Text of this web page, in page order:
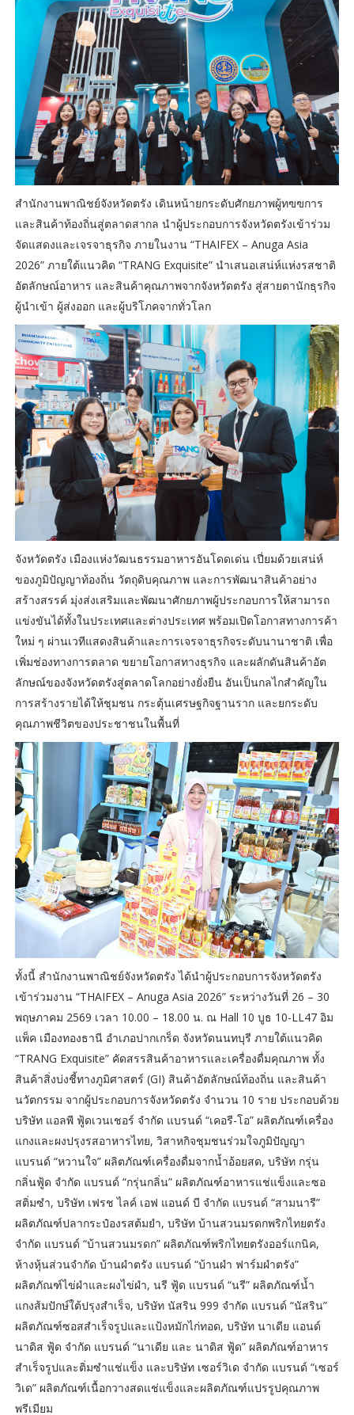
สำนักงานพาณิชย์จังหวัดตรัง เดินหน้ายกระดับศักยภาพผู้ทฃฃการ
และสินค้าท้องถิ่นสู่ตลาดสากล นำผู้ประกอบการจังหวัดตรังเข้าร่วม
จัดแสดงและเจรจาธุรกิจ ภายในงาน “THAIFEX – Anuga Asia
2026” ภายใต้แนวคิด “TRANG Exquisite” นำเสนอเสน่ห์แห่งรสชาติ
อัตลักษณ์อาหาร และสินค้าคุณภาพจากจังหวัดตรัง สู่สายตานักธุรกิจ
ผู้นำเข้า ผู้ส่งออก และผู้บริโภคจากทั่วโลก
จังหวัดตรัง เมืองแห่งวัฒนธรรมอาหารอันโดดเด่น เปี่ยมด้วยเสน่ห์
ของภูมิปัญญาท้องถิ่น วัตถุดิบคุณภาพ และการพัฒนาสินค้าอย่าง
สร้างสรรค์ มุ่งส่งเสริมและพัฒนาศักยภาพผู้ประกอบการให้สามารถ
แข่งขันได้ทั้งในประเทศและต่างประเทศ พร้อมเปิดโอกาสทางการค้า
ใหม่ ๆ ผ่านเวทีแสดงสินค้าและการเจรจาธุรกิจระดับนานาชาติ เพื่อ
เพิ่มช่องทางการตลาด ขยายโอกาสทางธุรกิจ และผลักดันสินค้าอัต
ลักษณ์ของจังหวัดตรังสู่ตลาดโลกอย่างยั่งยืน อันเป็นกลไกสำคัญใน
การสร้างรายได้ให้ชุมชน กระตุ้นเศรษฐกิจฐานราก และยกระดับ
คุณภาพชีวิตของประชาชนในพื้นที่
ทั้งนี้ สำนักงานพาณิชย์จังหวัดตรัง ได้นำผู้ประกอบการจังหวัดตรัง
เข้าร่วมงาน “THAIFEX – Anuga Asia 2026” ระหว่างวันที่ 26 – 30
พฤษภาคม 2569 เวลา 10.00 – 18.00 น. ณ Hall 10 บูธ 10-LL47 อิม
แพ็ค เมืองทองธานี อำเภอปากเกร็ด จังหวัดนนทบุรี ภายใต้แนวคิด
“TRANG Exquisite” คัดสรรสินค้าอาหารและเครื่องดื่มคุณภาพ ทั้ง
สินค้าสิ่งบ่งชี้ทางภูมิศาสตร์ (GI) สินค้าอัตลักษณ์ท้องถิ่น และสินค้า
นวัตกรรม จากผู้ประกอบการจังหวัดตรัง จำนวน 10 ราย ประกอบด้วย
บริษัท แอลพี ฟู้ดเวนเชอร์ จำกัด แบรนด์ “เคอรี-โอ” ผลิตภัณฑ์เครื่อง
แกงและผงปรุงรสอาหารไทย, วิสาหกิจชุมชนร่วมใจภูมิปัญญา
แบรนด์ “หวานใจ” ผลิตภัณฑ์เครื่องดื่มจากน้ำอ้อยสด, บริษัท กรุ่น
กลิ่นฟู้ด จำกัด แบรนด์ “กรุ่นกลิ่น” ผลิตภัณฑ์อาหารแช่แข็งและซอ
สติ่มซำ, บริษัท เฟรช ไลค์ เอฟ แอนด์ บี จำกัด แบรนด์ “สามนารี”
ผลิตภัณฑ์ปลากระป๋องรสต้มยำ, บริษัท บ้านสวนมรดกพริกไทยตรัง
จำกัด แบรนด์ “บ้านสวนมรดก” ผลิตภัณฑ์พริกไทยตรังออร์แกนิค,
ห้างหุ้นส่วนจำกัด บ้านผำตรัง แบรนด์ “บ้านผำ ฟาร์มผำตรัง”
ผลิตภัณฑ์ไข่ผำและผงไข่ผำ, นรี ฟู้ด แบรนด์ “นรี” ผลิตภัณฑ์น้ำ
แกงส้มปักษ์ใต้ปรุงสำเร็จ, บริษัท นัสริน 999 จำกัด แบรนด์ “นัสริน”
ผลิตภัณฑ์ซอสสำเร็จรูปและแป้งหมักไก่ทอด, บริษัท นาเดีย แอนด์
นาดิส ฟู้ด จำกัด แบรนด์ “นาเดีย และ นาดิส ฟู้ด” ผลิตภัณฑ์อาหาร
สำเร็จรูปและติ่มซำแช่แข็ง และบริษัท เซอร์วิเด จำกัด แบรนด์ “เซอร์
วิเด” ผลิตภัณฑ์เนื้อกวางสดแช่แข็งและผลิตภัณฑ์แปรรูปคุณภาพ
พรีเมียม